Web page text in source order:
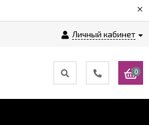
×
Личный кабинет
0